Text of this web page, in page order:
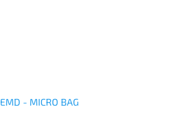
EMD - MICRO BAG